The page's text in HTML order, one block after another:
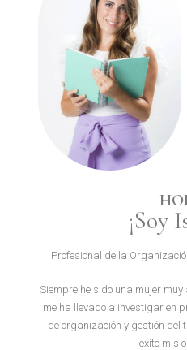
¡Soy
Profesional de la
Siempre he sido una mujer
me ha llevado a investigar en
de organización y gestión del
éxito mis